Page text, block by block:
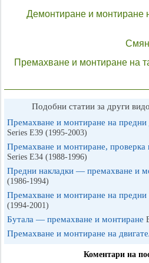
Демонтиране и монтиране
Премахване и монтиране на
Подобни статии за други
Премахване и монтиране на предни
Series E39 (1995-2003)
Премахване и монтиране, проверка
Series E34 (1988-1996)
Предни накладки — премахване и
(1986-1994)
Премахване и монтиране на предни
(1994-2001)
Бутала — премахване и монтиране
Премахване и монтиране на
Коментари на